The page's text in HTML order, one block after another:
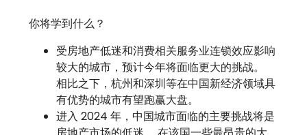
你将学到什么？
受房地产低迷和消费相关服务业连锁效应影响
较大的城市，预计今年将面临更大的挑战。
相比之下，杭州和深圳等在中国新经济领域具
有优势的城市有望跑赢大盘。
进入 2024 年，中国城市面临的主要挑战将是